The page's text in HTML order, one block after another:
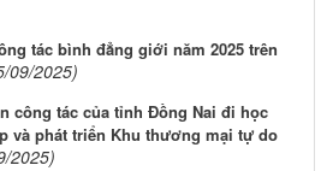
tác bình đẳng giới năm 2025 trên
09/2025)
công tác của tỉnh Đồng Nai đi học
và phát triển Khu thương mại tự do
2025)